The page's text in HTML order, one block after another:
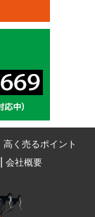
高く売るポイント
会社概要